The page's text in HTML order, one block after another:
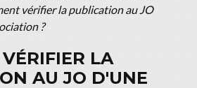
vérifier la publication au JO
?
LA
AU JO D'UNE